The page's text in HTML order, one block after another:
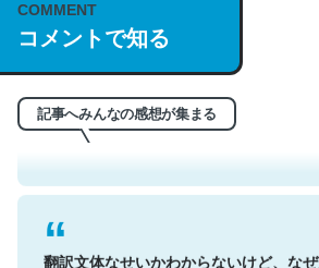
COMMENT
コメントで知る
記事へみんなの感想が集まる
これは名文。彼はとてもクレバーなん
う。英語少しでも読める人は原文もお
─今のこの状況が信じられるかい？ by ラーズ
翻訳文体なせいかわからないけど、なぜ